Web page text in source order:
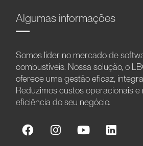
Algumas informações
Somos líder no mercado de
combustíveis. Nossa solução, o
oferece uma gestão eficaz,
Reduzimos custos operacionais e
eficiência do seu negócio.